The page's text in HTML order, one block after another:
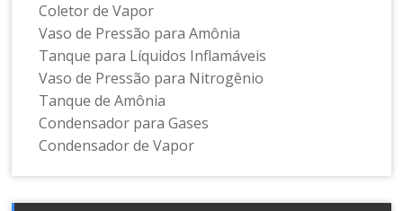
Coletor de Vapor
Vaso de Pressão para Amônia
Tanque para Líquidos Inflamáveis
Vaso de Pressão para Nitrogênio
Tanque de Amônia
Condensador para Gases
Condensador de Vapor